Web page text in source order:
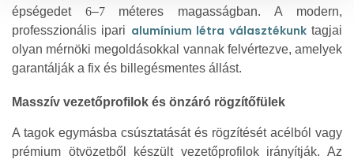
épségedet 6–7méteres magasságban. A modern,
professzionális ipari alumínium létra választékunktagjai
olyan mérnöki megoldásokkal vannak felvértezve, amelyek
garantálják a fix és billegésmentes állást.
Masszív vezetőprofilok és önzáró rögzítőfülek
A tagok egymásba csúsztatását és rögzítését acélból vagy
prémium ötvözetből készült vezetőprofilok irányítják. Az